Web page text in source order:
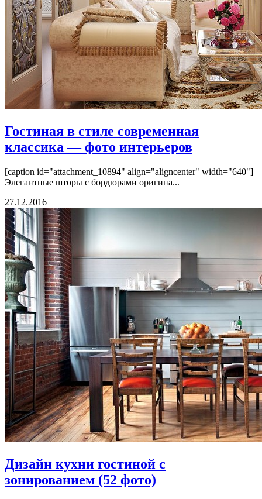
Гостиная в стиле современная
классика — фото интерьеров
[caption id="attachment_10894" align="aligncenter" width="640"]
Элегантные шторы с бордюрами оригина...
27.12.2016
Дизайн кухни гостиной с
зонированием (52 фото)